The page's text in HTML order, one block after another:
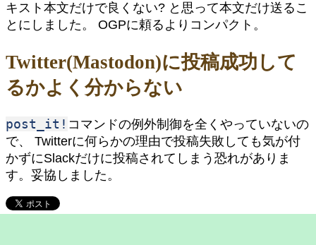
キスト本文だけで良くない? と思って本文だけ送るこ
とにしました。 OGPに頼るよりコンパクト。
Twitter(Mastodon)に投稿成功して
るかよく分からない
post_it! コマンドの例外制御を全くやっていないの
で、 Twitterに何らかの理由で投稿失敗しても気が付
かずにSlackだけに投稿されてしまう恐れがありま
す。妥協しました。